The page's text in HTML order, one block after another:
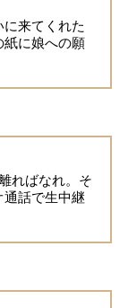
来てくれた
紙に娘への願
ればなれ。そ
通話で生中継